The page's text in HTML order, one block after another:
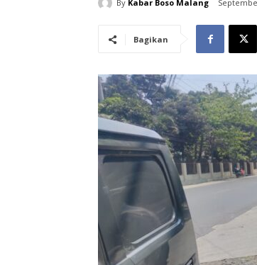
By Kabar Boso Malang
Bagikan